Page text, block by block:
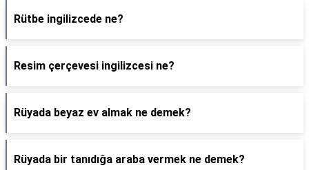
Rütbe ingilizcede ne?
Resim çerçevesi ingilizcesi ne?
Rüyada beyaz ev almak ne demek?
Rüyada bir tanıdığa araba vermek ne demek?